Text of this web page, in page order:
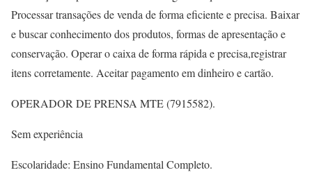
Processar transações de venda de forma eficiente e precisa. Baixar
e buscar conhecimento dos produtos, formas de apresentação e
conservação. Operar o caixa de forma rápida e precisa,registrar
itens corretamente. Aceitar pagamento em dinheiro e cartão.
OPERADOR DE PRENSA MTE (7915582).
Sem experiência
Escolaridade: Ensino Fundamental Completo.